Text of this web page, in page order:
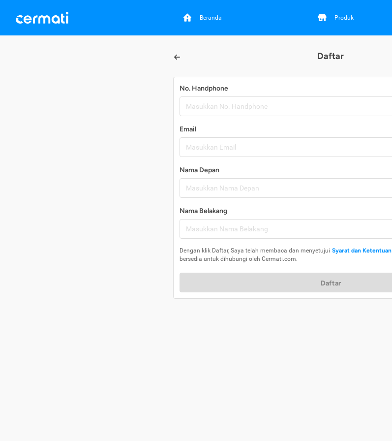
Beranda Produk
Daftar
No. Handphone
Email
Nama Depan
Nama Belakang
Dengan klik Daftar, Saya telah membaca dan menyetujui Syarat dan Ketentuan
bersedia untuk dihubungi oleh Cermati.com.
Daftar